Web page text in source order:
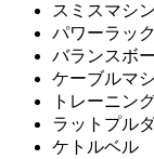
スミスマシン
パワーラック
バランスボ
ケーブルマ
トレーニン
ラットプル
ケトルベル